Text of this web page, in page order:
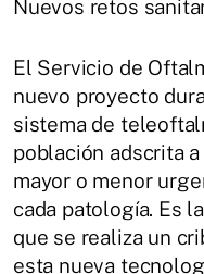
Nuevos retos
El Servicio de
nuevo proyecto
sistema de
población adscrita
mayor o menor
cada patología. Es
que se realiza un
esta nueva